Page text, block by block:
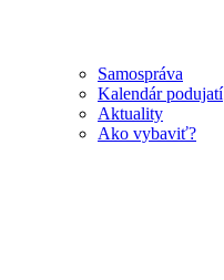
Samospráva
Kalendár podujatí
Aktuality
Ako vybaviť?